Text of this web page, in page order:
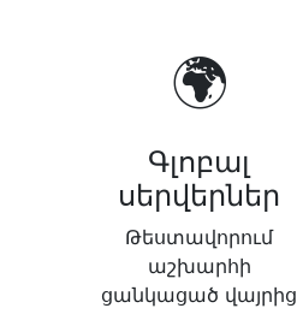
🌍
Գլոբալ
սերվերներ
Թեստավորում
աշխարհի
ցանկացած վայրից